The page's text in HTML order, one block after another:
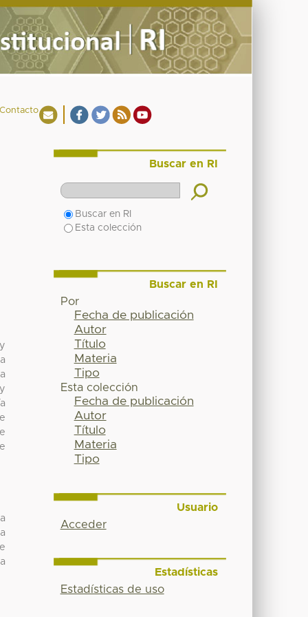
Contacto
Buscar en RI
Buscar en RI
Esta colección
Buscar en RI
Por
Fecha de publicación
Autor
Título
Materia
Tipo
Esta colección
Fecha de publicación
Autor
Título
Materia
Tipo
Usuario
Acceder
Estadísticas
Estadísticas de uso